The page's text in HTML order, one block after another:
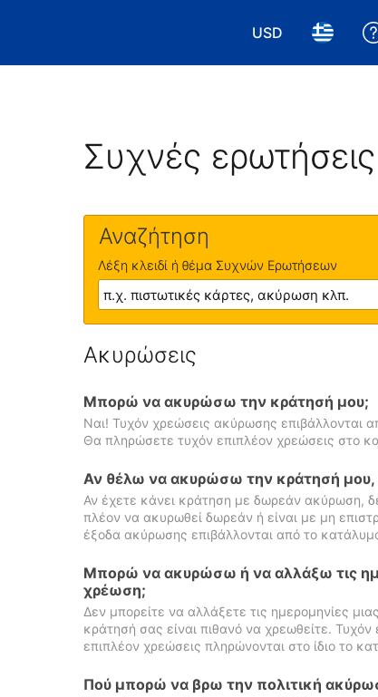
USD
Επιλέξτε το
Συχνές ερωτήσεις
Αναζήτηση
Λέξη κλειδί ή θέμα Συχνών Ερωτήσεων
Ακυρώσεις
Μπορώ να ακυρώσω την κράτησή μου;
Ναι! Τυχόν χρεώσεις ακύρωσης επιβάλλονται
Θα πληρώσετε τυχόν επιπλέον χρεώσεις στο
Αν θέλω να ακυρώσω την κράτησή
Αν έχετε κάνει κράτηση με δωρεάν ακύρωση,
πλέον να ακυρωθεί δωρεάν ή είναι με μη
έξοδα ακύρωσης επιβάλλονται από το
Μπορώ να ακυρώσω ή να αλλάξω τις
χρέωση;
Δεν μπορείτε να αλλάξετε τις ημερομηνίες
κράτησή σας είναι πιθανό να χρεωθείτε.
επιπλέον χρεώσεις πληρώνονται στο ίδιο το
Πού μπορώ να βρω την πολιτική